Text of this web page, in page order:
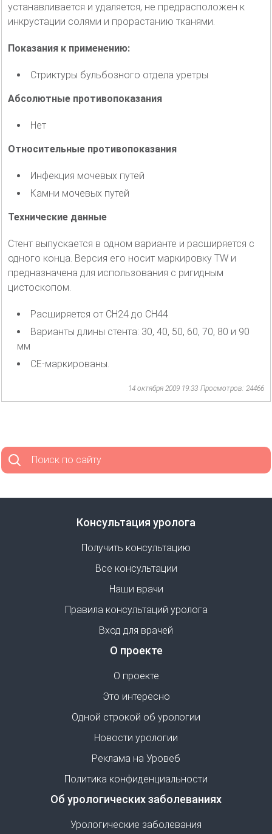
устанавливается и удаляется, не предрасположен к
инкрустации солями и прорастанию тканями.
Показания к применению:
Стриктуры бульбозного отдела уретры
Абсолютные противопоказания
Нет
Относительные противопоказания
Инфекция мочевых путей
Камни мочевых путей
Технические данные
Стент выпускается в одном варианте и расширяется с
одного конца. Версия его носит маркировку TW и
предназначена для использования с ригидным
цистоскопом.
Расширяется от CH24 до CH44
Варианты длины стента: 30, 40, 50, 60, 70, 80 и 90
мм
CE-маркированы.
14 октября 2009 19:33 Просмотров: 24466
Поиск по сайту
Консультация уролога
Получить консультацию
Все консультации
Наши врачи
Правила консультаций уролога
Вход для врачей
О проекте
О проекте
Это интересно
Одной строкой об урологии
Новости урологии
Реклама на Уровеб
Политика конфиденциальности
Об урологических заболеваниях
Урологические заболевания